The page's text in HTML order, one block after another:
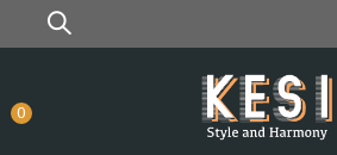
0